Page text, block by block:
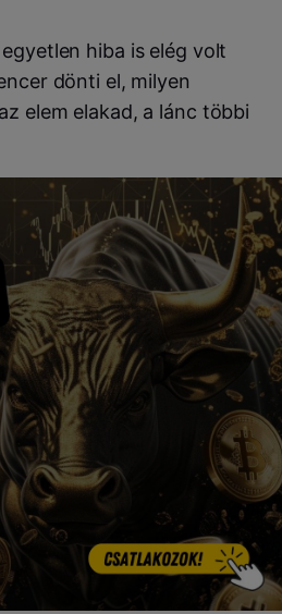
hiba is elég volt
dönti el, milyen
elem elakad, a lánc többi